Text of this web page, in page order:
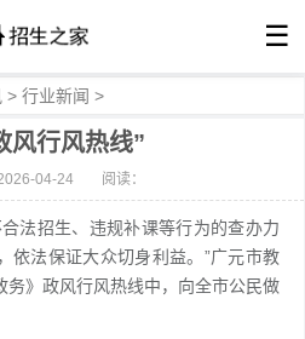
☰
> 行业新闻 >
风行风热线”
04-24 阅读：
法招生、违规补课等行为的查办力
依法保证大众切身利益。”广元市教
务》政风行风热线中，向全市公民做